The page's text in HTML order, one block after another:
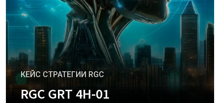
КЕЙС СТРАТЕГИИ RGC
RGC GRT 4H-01